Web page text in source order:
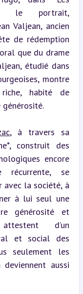
le portrait,
Valjean, ancien
de rédemption
que du drame
étudié dans
montre
riche, habité de
générosité.
, à travers sa
construit des
encore
récurrente, se
avec la société, à
à lui seul une
générosité et
d’un
et social des
seulement les
deviennent aussi